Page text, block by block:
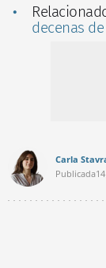
decenas
Carla
Publicada